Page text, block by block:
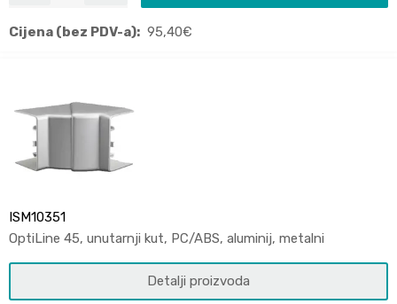
Cijena (bez PDV-a): 95,40€
ISM10351
OptiLine 45, unutarnji kut, PC/ABS, aluminij, metalni
Detalji proizvoda